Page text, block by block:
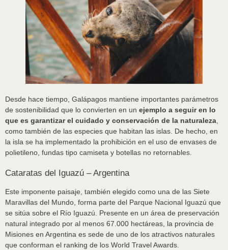
Desde hace tiempo, Galápagos mantiene importantes parámetros
de sostenibilidad que lo convierten en un ejemplo a seguir en lo
que es garantizar el cuidado y conservación de la naturaleza,
como también de las especies que habitan las islas. De hecho, en
la isla se ha implementado la prohibición en el uso de envases de
polietileno, fundas tipo camiseta y botellas no retornables.
Cataratas del Iguazú – Argentina
Este imponente paisaje, también elegido como una de las Siete
Maravillas del Mundo, forma parte del Parque Nacional Iguazú que
se sitúa sobre el Río Iguazú. Presente en un área de preservación
natural integrado por al menos 67.000 hectáreas, la provincia de
Misiones en Argentina es sede de uno de los atractivos naturales
que conforman el ranking de los World Travel Awards.